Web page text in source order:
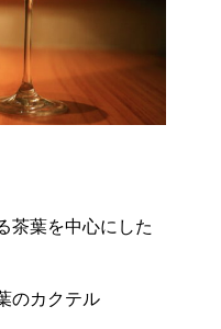
茶葉を中心にした
のカクテル